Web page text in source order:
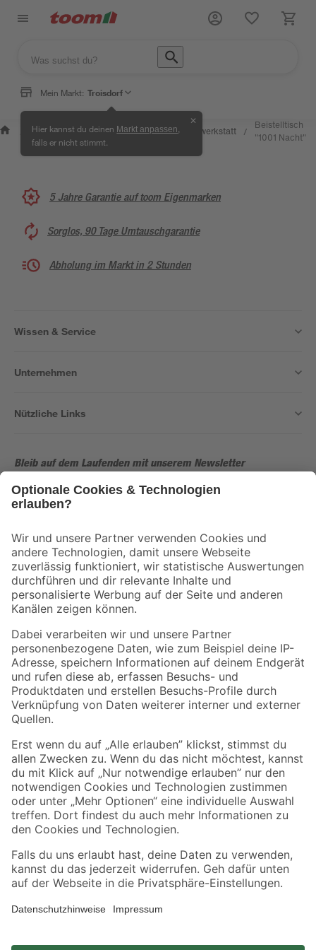
Mein Markt: Troisdorf
Hier kannst du deinen Markt anpassen
falls er nicht stimmt.
✕
Wissen &
Service
/
Selbermachen
& Ratgeber
/ Kreativwerkstatt /
Beistelltisch
"1001 Nacht"
5 Jahre Garantie auf toom Eigenmarken
Sorglos, 90 Tage Umtauschgarantie
Abholung im Markt in 2 Stunden
Wissen & Service
Unternehmen
Nützliche Links
Bleib auf dem Laufenden mit unserem Newsletter
Der toom Newsletter: Keine Angebote und Aktionen mehr verpassen!
Folge uns
Zahlungsarten Versandarten
Sicher einkaufen
Jetzt die toom-App herunterladen
Alle Preisangaben in EUR inkl. gesetzl. MwSt.. Die dargestellten Angebote sind unter
Umständen nicht in allen Märkten verfügbar. Die angegebenen Verfügbarkeiten beziehen
sich auf den unter "Mein Markt" ausgewählten toom Baumarkt. Alle Angebote und
*Paketversand ab 59 € versandkostenfrei, gilt nicht für Artikel mit Speditionsversand, hier
fallen zusätzliche Versandkosten an.